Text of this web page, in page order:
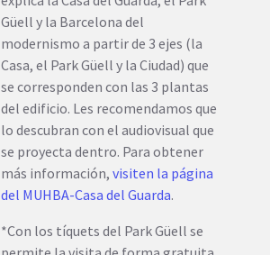
Güell y la Barcelona del
modernismo a partir de 3 ejes (la
Casa, el Park Güell y la Ciudad) que
se corresponden con las 3 plantas
del edificio. Les recomendamos que
lo descubran con el audiovisual que
se proyecta dentro. Para obtener
más información, visiten la página
del MUHBA-Casa del Guarda.
*Con los tíquets del Park Güell se